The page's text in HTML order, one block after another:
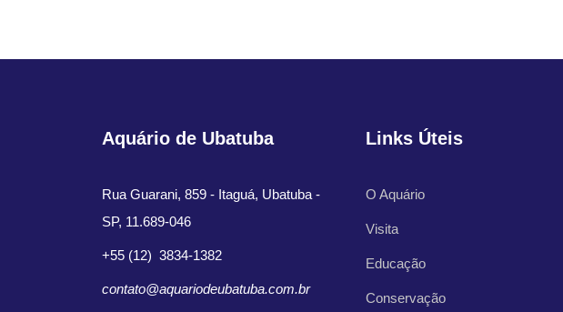
Aquário de Ubatuba
Rua Guarani, 859 - Itaguá, Ubatuba -
SP, 11.689-046
+55 (12) 3834-1382
contato@aquariodeubatuba.com.br
Links Úteis
O Aquário
Visita
Educação
Conservação